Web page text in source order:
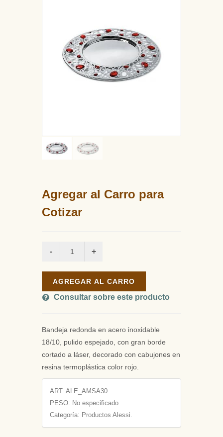
Agregar al Carro para
Cotizar
AGREGAR AL CARRO
Consultar sobre este producto
Bandeja redonda en acero inoxidable
18/10, pulido espejado, con gran borde
cortado a láser, decorado con cabujones en
resina termoplástica color rojo.
ART: ALE_AMSA30
PESO: No especificado
Categoría: Productos Alessi.